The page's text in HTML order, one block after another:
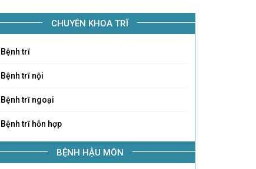
CHUYÊN KHOA TRĨ
Bệnh trĩ
Bệnh trĩ nội
Bệnh trĩ ngoại
Bệnh trĩ hỗn hợp
BỆNH HẬU MÔN